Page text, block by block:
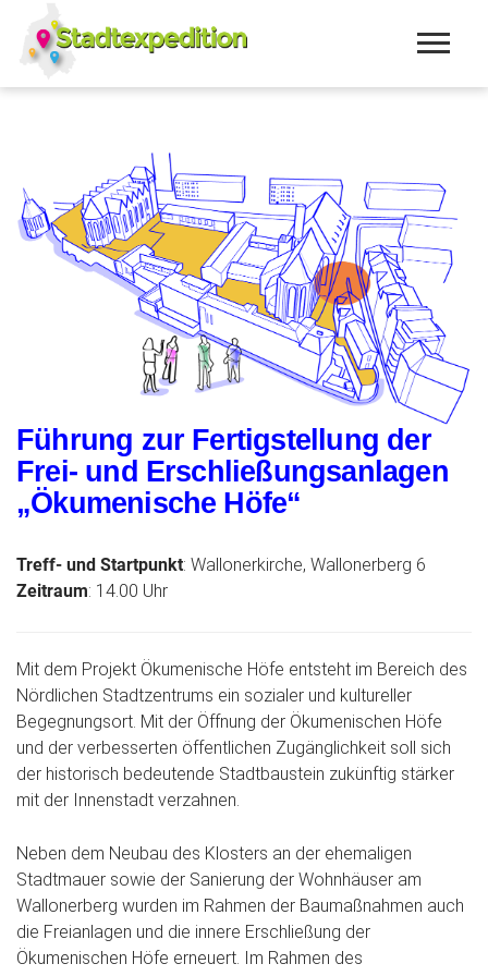
Führung zur Fertigstellung der
Frei- und Erschließungsanlagen
„Ökumenische Höfe“
Treff- und Startpunkt: Wallonerkirche, Wallonerberg 6
Zeitraum: 14.00 Uhr
Mit dem Projekt Ökumenische Höfe entsteht im Bereich des
Nördlichen Stadtzentrums ein sozialer und kultureller
Begegnungsort. Mit der Öffnung der Ökumenischen Höfe
und der verbesserten öffentlichen Zugänglichkeit soll sich
der historisch bedeutende Stadtbaustein zukünftig stärker
mit der Innenstadt verzahnen.
Neben dem Neubau des Klosters an der ehemaligen
Stadtmauer sowie der Sanierung der Wohnhäuser am
Wallonerberg wurden im Rahmen der Baumaßnahmen auch
die Freianlagen und die innere Erschließung der
Ökumenischen Höfe erneuert. Im Rahmen des